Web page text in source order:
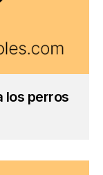
los perros